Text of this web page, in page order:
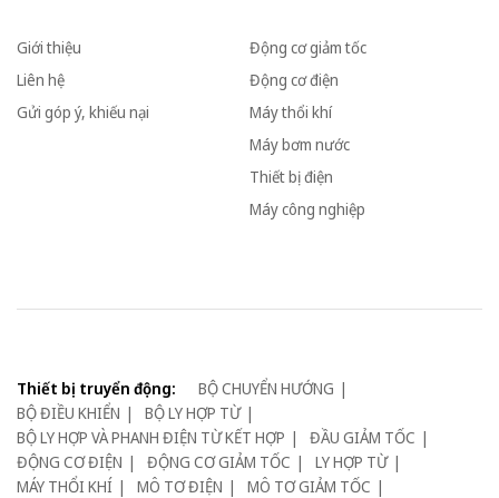
Giới thiệu
Liên hệ
Gửi góp ý, khiếu nại
Động cơ giảm tốc
Động cơ điện
Máy thổi khí
Máy bơm nước
Thiết bị điện
Máy công nghiệp
Thiết bị truyển động:
BỘ CHUYỂN HƯỚNG
BỘ ĐIỀU KHIỂN
BỘ LY HỢP TỪ
BỘ LY HỢP VÀ PHANH ĐIỆN TỪ KẾT HỢP
ĐẦU GIẢM TỐC
ĐỘNG CƠ ĐIỆN
ĐỘNG CƠ GIẢM TỐC
LY HỢP TỪ
MÁY THỔI KHÍ
MÔ TƠ ĐIỆN
MÔ TƠ GIẢM TỐC